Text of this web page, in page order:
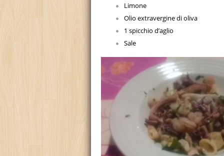
Limone
Olio extravergine di oliva
1 spicchio d’aglio
Sale